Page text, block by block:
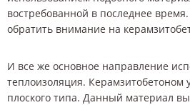
востребованной в последнее
обратить внимание на
И все же основное направление
теплоизоляция. Керамзитобетоном
плоского типа. Данный материал